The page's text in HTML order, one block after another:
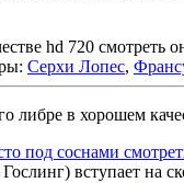
hd 720 смотреть
Серхи Лопес,
либре в хорошем
под соснами
вступает на